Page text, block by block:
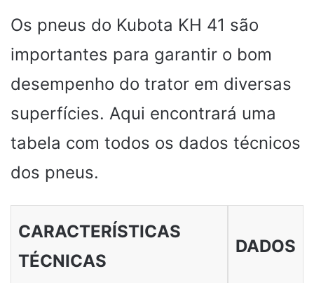
Os pneus do Kubota KH 41 são
importantes para garantir o bom
desempenho do trator em diversas
superfícies. Aqui encontrará uma
tabela com todos os dados técnicos
dos pneus.
CARACTERÍSTICAS
TÉCNICAS
DADOS